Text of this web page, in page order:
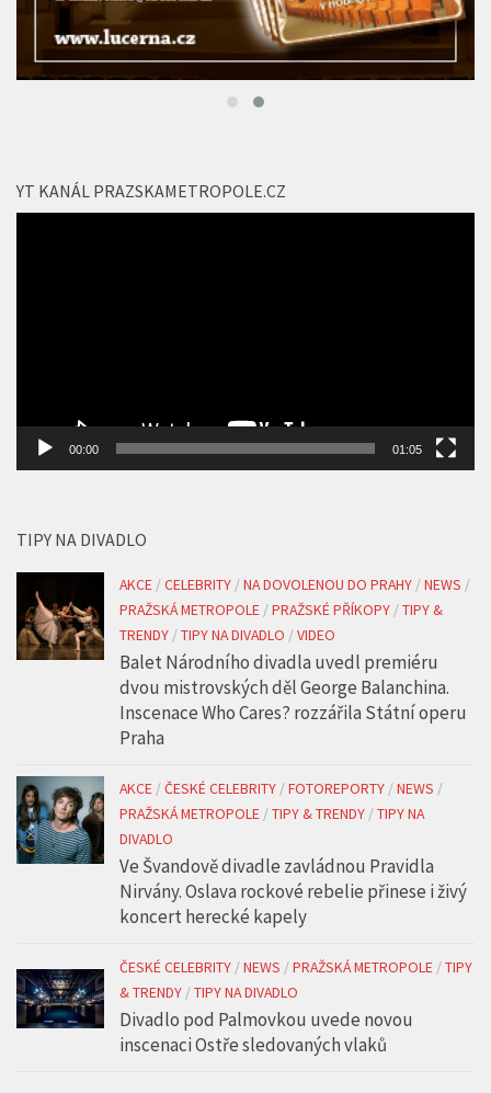
YT KANÁL PRAZSKAMETROPOLE.CZ
00:00 01:05
TIPY NA DIVADLO
AKCE /CELEBRITY /NA DOVOLENOU DO PRAHY /NEWS /
PRAŽSKÁ METROPOLE /PRAŽSKÉ PŘÍKOPY /TIPY &
TRENDY /TIPY NA DIVADLO /VIDEO
Balet Národního divadla uvedl premiéru
dvou mistrovských děl George Balanchina.
Inscenace Who Cares? rozzářila Státní operu
Praha
AKCE /ČESKÉ CELEBRITY /FOTOREPORTY /NEWS /
PRAŽSKÁ METROPOLE /TIPY & TRENDY /TIPY NA
DIVADLO
Ve Švandově divadle zavládnou Pravidla
Nirvány. Oslava rockové rebelie přinese i živý
koncert herecké kapely
ČESKÉ CELEBRITY /NEWS /PRAŽSKÁ METROPOLE /TIPY
& TRENDY /TIPY NA DIVADLO
Divadlo pod Palmovkou uvede novou
inscenaci Ostře sledovaných vlaků